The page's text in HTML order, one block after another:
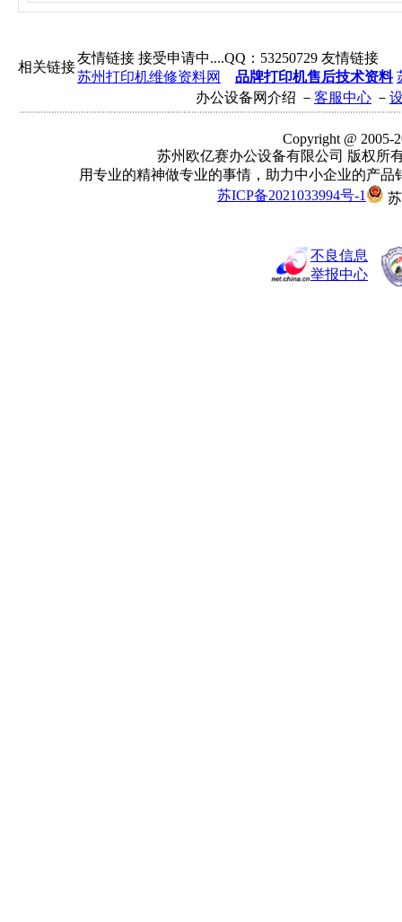
相关链接
友情链接 接受申请中....QQ：53250729 友情链接
苏州打印机维修资料网
品牌打印机售后技术资料
办公设备网介绍 － 客服中心 －
Copyright @ 2005-
苏州欧亿赛办公设备有限公司 版权所
用专业的精神做专业的事情，助力中小企业的产
苏ICP备2021033994号-1
不良信息
举报中心